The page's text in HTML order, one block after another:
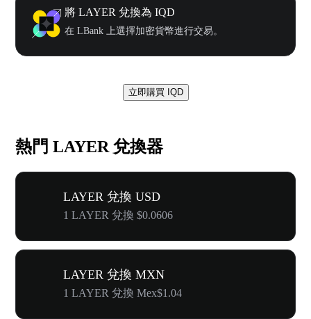
將 LAYER 兌換為 IQD
在 LBank 上選擇加密貨幣進行交易。
立即購買 IQD
熱門 LAYER 兌換器
LAYER 兌換 USD
1 LAYER 兌換 $0.0606
LAYER 兌換 MXN
1 LAYER 兌換 Mex$1.04